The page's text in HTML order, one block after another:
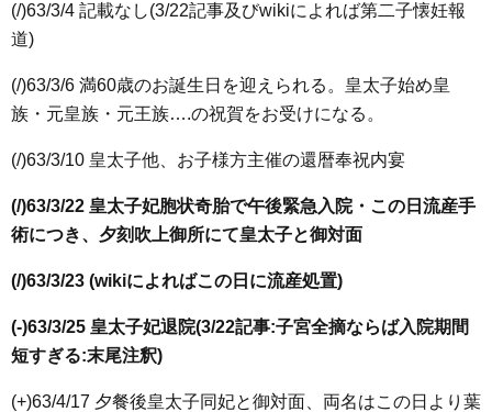
(/)63/3/4 記載なし(3/22記事及びwikiによれば第二子懐妊報
道)
(/)63/3/6 満60歳のお誕生日を迎えられる。皇太子始め皇
族・元皇族・元王族….の祝賀をお受けになる。
(/)63/3/10 皇太子他、お子様方主催の還暦奉祝内宴
(/)63/3/22 皇太子妃胞状奇胎で午後緊急入院・この日流産手
術につき、夕刻吹上御所にて皇太子と御対面
(/)63/3/23 (wikiによればこの日に流産処置)
(-)63/3/25 皇太子妃退院(3/22記事:子宮全摘ならば入院期間
短すぎる:末尾注釈)
(+)63/4/17 夕餐後皇太子同妃と御対面、両名はこの日より葉